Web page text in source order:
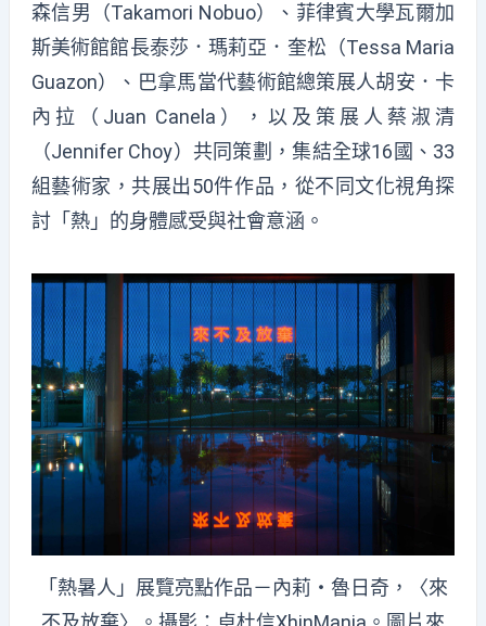
森信男（Takamori Nobuo）、菲律賓大學瓦爾加
斯美術館館長泰莎．瑪莉亞．奎松（Tessa Maria
Guazon）、巴拿馬當代藝術館總策展人胡安．卡
內拉（Juan Canela），以及策展人蔡淑清
（Jennifer Choy）共同策劃，集結全球16國、33
組藝術家，共展出50件作品，從不同文化視角探
討「熱」的身體感受與社會意涵。
「熱暑人」展覽亮點作品－內莉・魯日奇，〈來